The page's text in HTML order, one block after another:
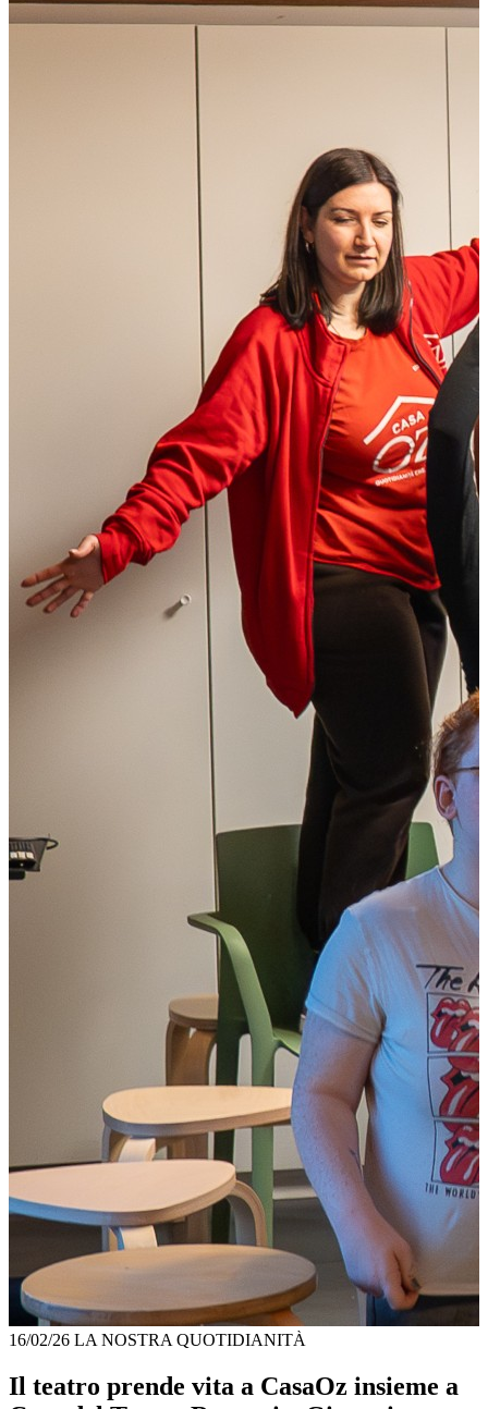
16/02/26 LA NOSTRA QUOTIDIANITÀ
Il teatro prende vita a CasaOz insieme a